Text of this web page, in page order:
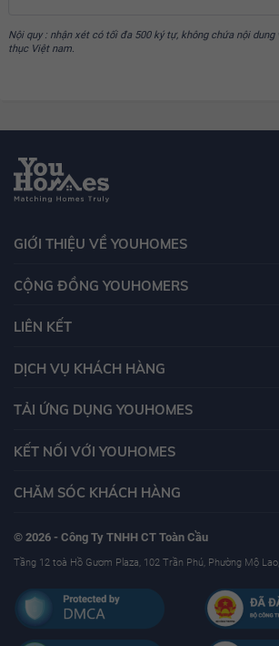
Nội quy : nhận xét có tối đa 500 ký tự, không chứa nội dung
thục Việt nam.
GIỚI THIỆU VỀ YOUHOMES
CỘNG ĐỒNG YOUHOMERS
LIÊN KẾT
DỊCH VỤ KHÁCH HÀNG
TẢI ỨNG DỤNG YOUHOMES
KẾT NỐI VỚI YOUHOMES
CHĂM SÓC KHÁCH HÀNG
© 2026 - Công Ty TNHH CT Toàn Cầu
Tầng 12 toà Hồ Gươm Plaza, 102 Trần Phú, Phường Mộ